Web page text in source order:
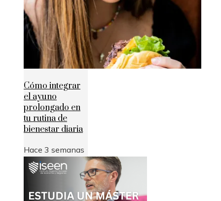
Cómo integrar
el ayuno
prolongado en
tu rutina de
bienestar diaria
Hace 3 semanas